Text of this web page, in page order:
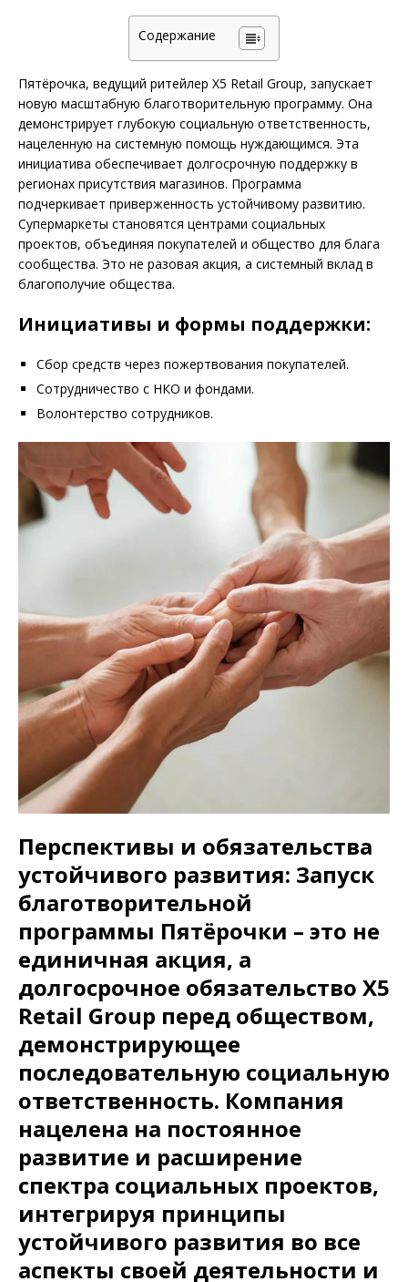
Содержание
Пятёрочка, ведущий ритейлер X5 Retail Group, запускает
новую масштабную благотворительную программу. Она
демонстрирует глубокую социальную ответственность,
нацеленную на системную помощь нуждающимся. Эта
инициатива обеспечивает долгосрочную поддержку в
регионах присутствия магазинов. Программа
подчеркивает приверженность устойчивому развитию.
Супермаркеты становятся центрами социальных
проектов, объединяя покупателей и общество для блага
сообщества. Это не разовая акция, а системный вклад в
благополучие общества.
Инициативы и формы поддержки:
Сбор средств через пожертвования покупателей.
Сотрудничество с НКО и фондами.
Волонтерство сотрудников.
Перспективы и обязательства
устойчивого развития: Запуск
благотворительной
программы Пятёрочки – это не
единичная акция, а
долгосрочное обязательство X5
Retail Group перед обществом,
демонстрирующее
последовательную социальную
ответственность. Компания
нацелена на постоянное
развитие и расширение
спектра социальных проектов,
интегрируя принципы
устойчивого развития во все
аспекты своей деятельности и